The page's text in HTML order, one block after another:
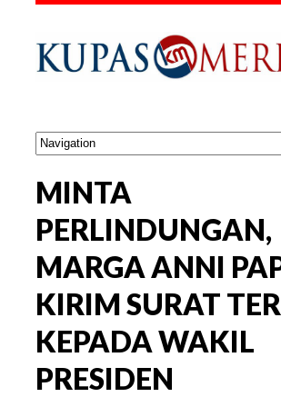
MINTA
PERLINDUNGAN,
MARGA ANNI
KIRIM SURAT
KEPADA WAKIL
PRESIDEN